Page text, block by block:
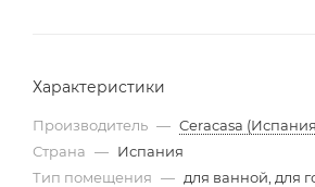
Характеристики
Производитель — Ceracasa
Страна — Испания
Тип помещения — для ванной, для